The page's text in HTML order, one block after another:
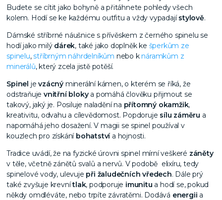
Budete se cítit jako bohyně a přitáhnete pohledy všech
kolem. Hodí se ke každému outfitu a vždy vypadajístylově.
Dámské stříbrné náušnice s přívěskem z černého spinelu se
hodí jako milý dárek, také jako doplněk ke šperkům ze
spinelu,stříbrným náhrdelníkům nebo k náramkům z
minerálů, který zcela jistě potěší.
Spinel jevzácnýminerální kámen, o kterém se říká, že
odstraňuje vnitřní blokya pomáhá člověku přijmout se
takový, jaký je. Posiluje naladění na přítomný okamžik,
kreativitu, odvahu a cílevědomost. Popdoruje sílu záměru a
napomáhá jeho dosažení. V magii se spinel používal v
kouzlech pro získání bohatstvía hojnosti.
Tradice uvádí, že na fyzické úrovni spinel mírní veškeré záněty
v těle, včetně zánětů svalů a nervů. V podobě elixíru, tedy
spinelové vody, ulevuje při žaludečních vředech. Dále prý
také zvyšuje krevnítlak, podporuje imunitu a hodí se, pokud
někdy omdléváte, nebo trpíte závratěmi. Dodává energii a